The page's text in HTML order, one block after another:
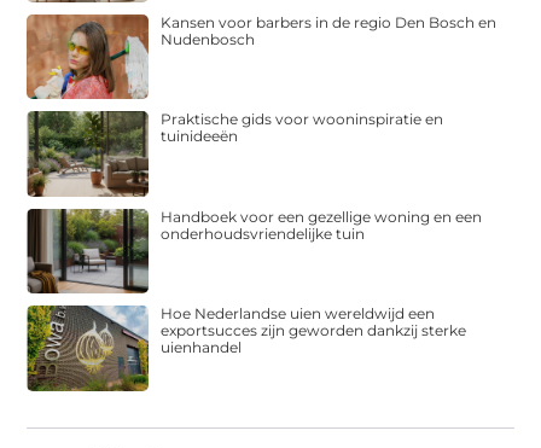
Kansen voor barbers in de regio Den Bosch en
Nudenbosch
Praktische gids voor wooninspiratie en
tuinideeën
Handboek voor een gezellige woning en een
onderhoudsvriendelijke tuin
Hoe Nederlandse uien wereldwijd een
exportsucces zijn geworden dankzij sterke
uienhandel